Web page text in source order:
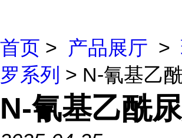
首页 > 产品展厅 >
罗系列 > N-氰基乙
N-氰基乙酰